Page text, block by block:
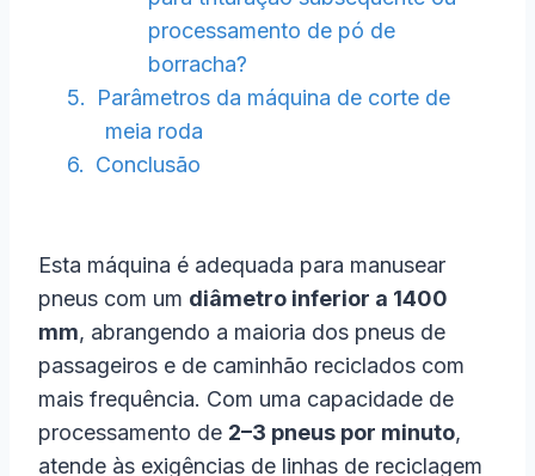
processamento de pó de
borracha?
Parâmetros da máquina de corte de
meia roda
Conclusão
Esta máquina é adequada para manusear
pneus com um diâmetro inferior a 1400
mm, abrangendo a maioria dos pneus de
passageiros e de caminhão reciclados com
mais frequência. Com uma capacidade de
processamento de 2–3 pneus por minuto,
atende às exigências de linhas de reciclagem